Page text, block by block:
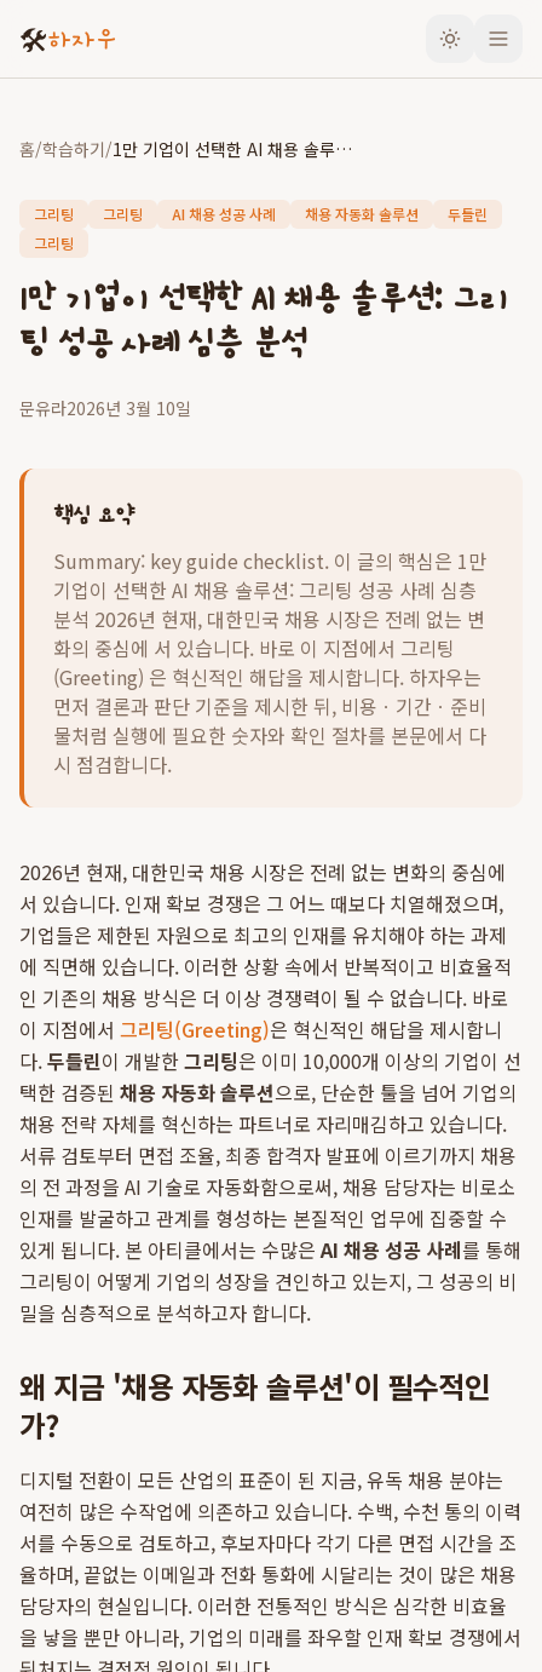
🛠️하자우
홈/학습하기/ 1만 기업이 선택한 AI 채용 솔루션: 그리팅 성공 사례 심층 분석
그리팅 그리팅 AI 채용 성공 사례 채용 자동화 솔루션
두들린
그리팅
1만 기업이 선택한 AI 채용 솔루션: 그리
팅 성공 사례 심층 분석
문유라2026년 3월 10일
핵심 요약
Summary: key guide checklist. 이 글의 핵심은 1만
기업이 선택한 AI 채용 솔루션: 그리팅 성공 사례 심층
분석 2026년 현재, 대한민국 채용 시장은 전례 없는 변
화의 중심에 서 있습니다. 바로 이 지점에서 그리팅
(Greeting) 은 혁신적인 해답을 제시합니다. 하자우는
먼저 결론과 판단 기준을 제시한 뒤, 비용ㆍ기간ㆍ준비
물처럼 실행에 필요한 숫자와 확인 절차를 본문에서 다
시 점검합니다.
2026년 현재, 대한민국 채용 시장은 전례 없는 변화의 중심에
서 있습니다. 인재 확보 경쟁은 그 어느 때보다 치열해졌으며,
기업들은 제한된 자원으로 최고의 인재를 유치해야 하는 과제
에 직면해 있습니다. 이러한 상황 속에서 반복적이고 비효율적
인 기존의 채용 방식은 더 이상 경쟁력이 될 수 없습니다. 바로
이 지점에서 그리팅(Greeting)은 혁신적인 해답을 제시합니
다.두들린이 개발한그리팅은 이미 10,000개 이상의 기업이 선
택한 검증된 채용 자동화 솔루션으로, 단순한 툴을 넘어 기업의
채용 전략 자체를 혁신하는 파트너로 자리매김하고 있습니다.
서류 검토부터 면접 조율, 최종 합격자 발표에 이르기까지 채용
의 전 과정을 AI 기술로 자동화함으로써, 채용 담당자는 비로소
인재를 발굴하고 관계를 형성하는 본질적인 업무에 집중할 수
있게 됩니다. 본 아티클에서는 수많은AI 채용 성공 사례를 통해
그리팅이 어떻게 기업의 성장을 견인하고 있는지, 그 성공의 비
밀을 심층적으로 분석하고자 합니다.
왜 지금 '채용 자동화 솔루션'이 필수적인
가?
디지털 전환이 모든 산업의 표준이 된 지금, 유독 채용 분야는
여전히 많은 수작업에 의존하고 있습니다. 수백, 수천 통의 이력
서를 수동으로 검토하고, 후보자마다 각기 다른 면접 시간을 조
율하며, 끝없는 이메일과 전화 통화에 시달리는 것이 많은 채용
담당자의 현실입니다. 이러한 전통적인 방식은 심각한 비효율
을 낳을 뿐만 아니라, 기업의 미래를 좌우할 인재 확보 경쟁에서